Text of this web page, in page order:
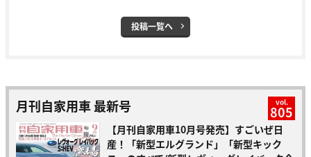
投稿一覧へ
月刊自家用車 最新号 vol.
805
【月刊自家用車10月号発売】すごいぜ日
産！「新型エルグランド」「新型キック